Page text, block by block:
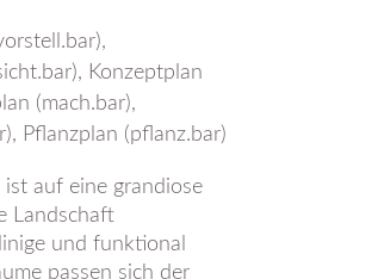
Konzeptplan
(mach.bar),
Pflanzplan (pflanz.bar)
ist auf eine grandiose
Landschaft
und funktional
passen sich der